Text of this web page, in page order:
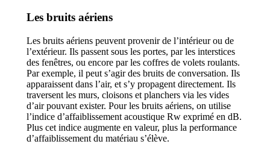
Les bruits aériens
Les bruits aériens peuvent provenir de l’intérieur ou de
l’extérieur. Ils passent sous les portes, par les interstices
des fenêtres, ou encore par les coffres de volets roulants.
Par exemple, il peut s’agir des bruits de conversation. Ils
apparaissent dans l’air, et s’y propagent directement. Ils
traversent les murs, cloisons et planchers via les vides
d’air pouvant exister. Pour les bruits aériens, on utilise
l’indice d’affaiblissement acoustique Rw exprimé en dB.
Plus cet indice augmente en valeur, plus la performance
d’affaiblissement du matériau s’élève.